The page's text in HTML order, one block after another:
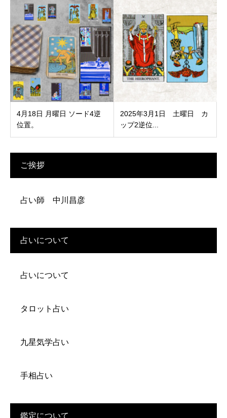
4月18日 月曜日 ソード4逆
位置。
2025年3月1日 土曜日 カ
ップ2逆位...
ご挨拶
占い師 中川昌彦
占いについて
占いについて
タロット占い
九星気学占い
手相占い
鑑定について